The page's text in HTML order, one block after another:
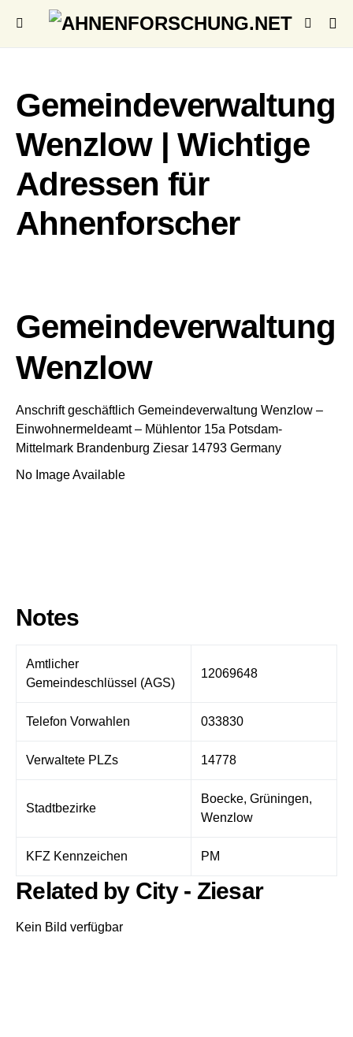
Gemeindeverwaltung
Wenzlow | Wichtige
Adressen für
Ahnenforscher
Gemeindeverwaltung
Wenzlow
Anschrift geschäftlich Gemeindeverwaltung Wenzlow –
Einwohnermeldeamt – Mühlentor 15a Potsdam-
Mittelmark Brandenburg Ziesar 14793 Germany
No Image Available
Notes
Amtlicher
Gemeindeschlüssel (AGS)
12069648
Telefon Vorwahlen 033830
Verwaltete PLZs 14778
Stadtbezirke
Boecke, Grüningen,
Wenzlow
KFZ Kennzeichen PM
Related by City - Ziesar
Kein Bild verfügbar